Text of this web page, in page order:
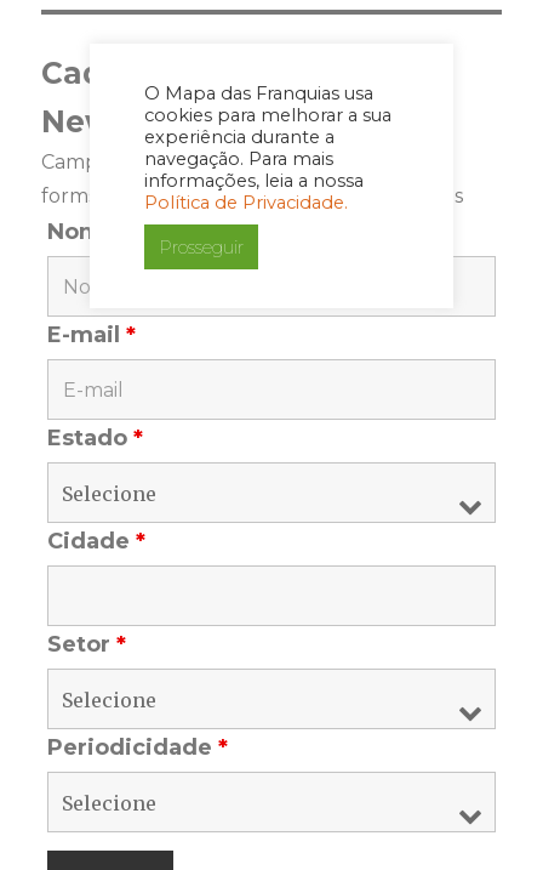
O Mapa das Franquias usa
cookies para melhorar a sua
experiência durante a
navegação. Para mais
informações, leia a nossa
Política de Privacidade.
Prosseguir
Cadastre-se para a
Newsletter
Campos marcados com <span class="ninja-
forms-req-symbol">*</span> são requeridos
Nome
E-mail*
Estado*
Cidade*
Setor*
Periodicidade*